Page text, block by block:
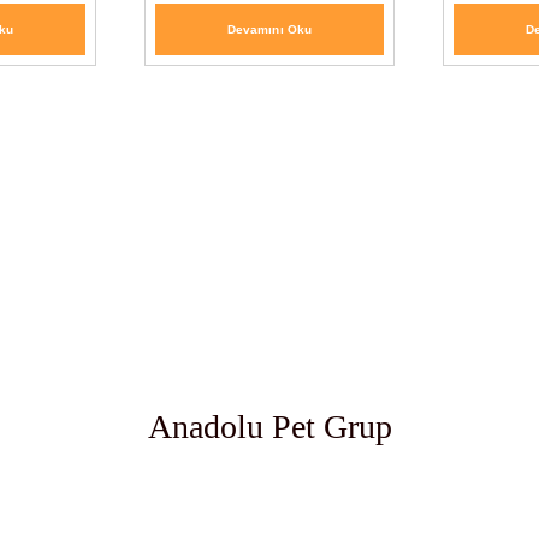
Devamını Oku
Anadolu Pet Grup